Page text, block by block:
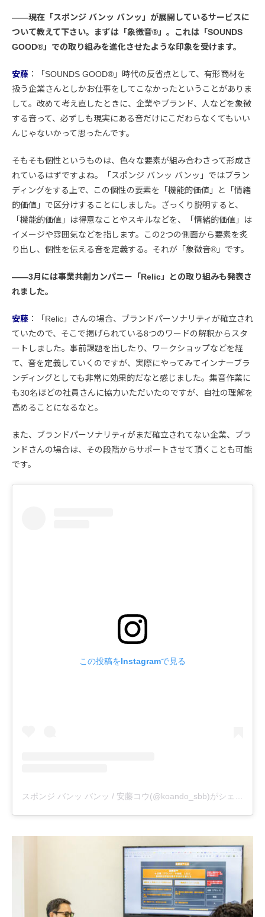
――現在「スポンジ バンッ バンッ」が展開しているサービスに
ついて教えて下さい。まずは「象徴音®」。これは「SOUNDS
GOOD®︎」での取り組みを進化させたような印象を受けます。
安藤 ：「SOUNDS GOOD®︎」時代の反省点として、有形商材を
扱う企業さんとしかお仕事をしてこなかったということがありま
して。改めて考え直したときに、企業やブランド、人などを象徴
する音って、必ずしも現実にある音だけにこだわらなくてもいい
んじゃないかって思ったんです。
そもそも個性というものは、色々な要素が組み合わさって形成さ
れているはずですよね。「スポンジ バンッ バンッ」ではブラン
ディングをする上で、この個性の要素を「機能的価値」と「情緒
的価値」で区分けすることにしました。ざっくり説明すると、
「機能的価値」は得意なことやスキルなどを、「情緒的価値」は
イメージや雰囲気などを指します。この2つの側面から要素を炙
り出し、個性を伝える音を定義する。それが「象徴音®」です。
――3月には事業共創カンパニー「Relic」との取り組みも発表さ
れました。
安藤 ：「Relic」さんの場合、ブランドパーソナリティが確立され
ていたので、そこで掲げられている8つのワードの解釈からスタ
ートしました。事前課題を出したり、ワークショップなどを経
て、音を定義していくのですが、実際にやってみてインナーブラ
ンディングとしても非常に効果的だなと感じました。集音作業に
も30名ほどの社員さんに協力いただいたのですが、自社の理解を
高めることになるなと。
また、ブランドパーソナリティがまだ確立されてない企業、ブラ
ンドさんの場合は、その段階からサポートさせて頂くことも可能
です。
この投稿をInstagramで見る